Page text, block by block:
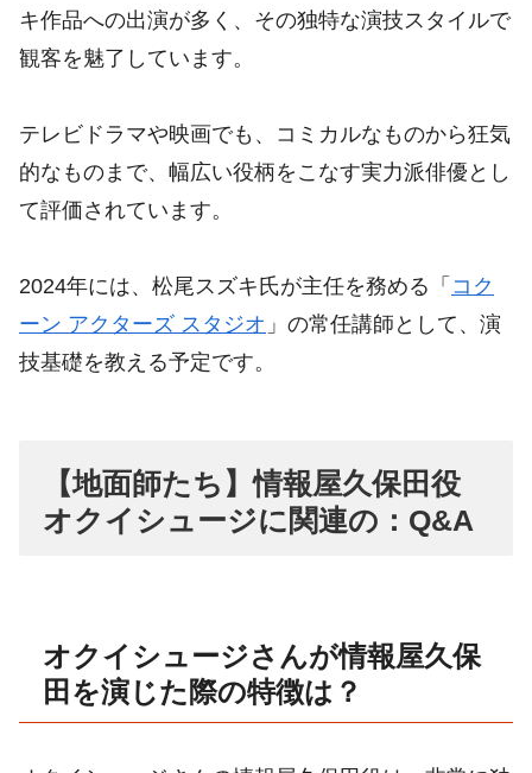
キ作品への出演が多く、その独特な演技スタイルで
観客を魅了しています。
テレビドラマや映画でも、コミカルなものから狂気
的なものまで、幅広い役柄をこなす実力派俳優とし
て評価されています。
2024年には、松尾スズキ氏が主任を務める「 コク
ーン アクターズ スタジオ 」の常任講師として、演
技基礎を教える予定です。
【地面師たち】情報屋久保田役
オクイシュージに関連の：Q&A
オクイシュージさんが情報屋久保
田を演じた際の特徴は？